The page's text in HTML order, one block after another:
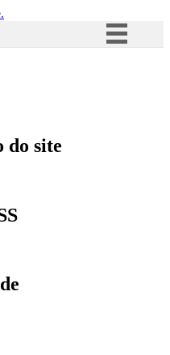
Acesso à informação
do site